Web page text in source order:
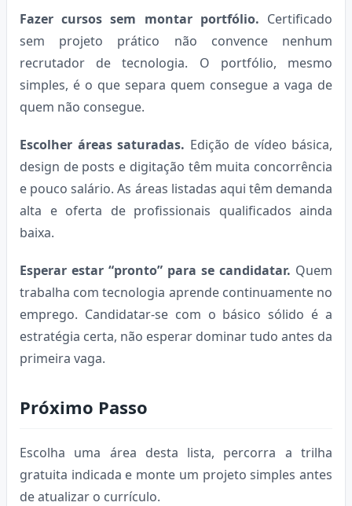
Fazer cursos sem montar portfólio. Certificado
sem projeto prático não convence nenhum
recrutador de tecnologia. O portfólio, mesmo
simples, é o que separa quem consegue a vaga de
quem não consegue.
Escolher áreas saturadas. Edição de vídeo básica,
design de posts e digitação têm muita concorrência
e pouco salário. As áreas listadas aqui têm demanda
alta e oferta de profissionais qualificados ainda
baixa.
Esperar estar “pronto” para se candidatar. Quem
trabalha com tecnologia aprende continuamente no
emprego. Candidatar-se com o básico sólido é a
estratégia certa, não esperar dominar tudo antes da
primeira vaga.
Próximo Passo
Escolha uma área desta lista, percorra a trilha
gratuita indicada e monte um projeto simples antes
de atualizar o currículo.